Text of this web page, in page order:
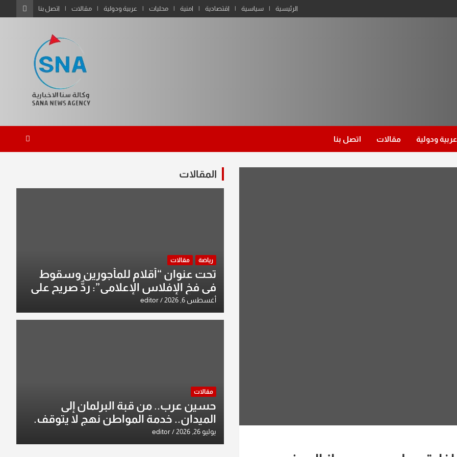
الرئيسية سياسية اقتصادية امنية محليات عربية ودولية مقالات اتصل بنا
عربية ودولية مقالات اتصل بنا
المقالات
رياضة مقالات
تحت عنوان “أقلام للمأجورين وسقوط
في فخ الإفلاس الإعلامي”: ردٌّ صريح على
افتراءات سمير الشكرجي
أغسطس 6, 2026 editor
مقالات
حسين عرب.. من قبة البرلمان إلى
الميدان.. خدمة المواطن نهج لا يتوقف.
يوليو 26, 2026 editor